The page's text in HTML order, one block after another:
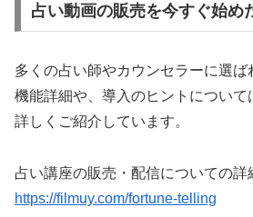
占い動画の販売を今すぐ始め
多くの占い師やカウンセラーに選
機能詳細や、導入のヒントについて
詳しくご紹介しています。
占い講座の販売・配信についての詳
https://filmuy.com/fortune-telling